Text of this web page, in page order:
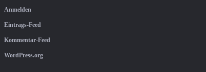
Anmelden
Eintrags-Feed
Kommentar-Feed
WordPress.org